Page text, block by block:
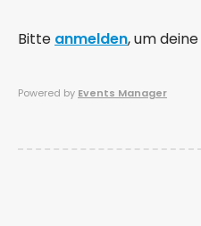
Bitte anmelden, um
Powered by Events Manager